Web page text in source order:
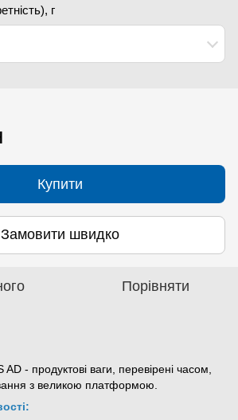
г
Купити
Замовити швидко
Порівняти
- продуктові ваги, перевірені часом,
з великою платформою.